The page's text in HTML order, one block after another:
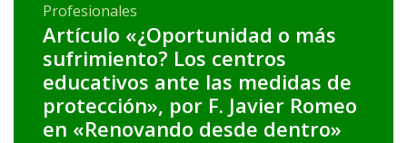
Profesionales
Artículo «¿Oportunidad o más
sufrimiento? Los centros
educativos ante las medidas de
protección», por F. Javier Romeo
en «Renovando desde dentro»